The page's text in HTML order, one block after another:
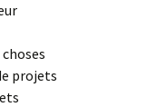
projets